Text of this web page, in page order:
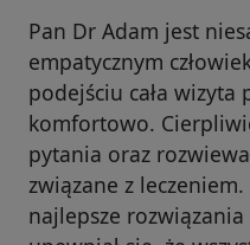
Pan Dr Adam jest
empatycznym
podejściu cała wizyta
komfortowo.
pytania oraz
związane z
najlepsze